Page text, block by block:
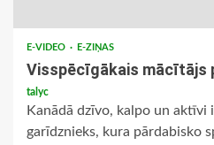
E-VIDEO E-ZIŅAS
Visspēcīgākais mācītājs
talyc
Kanādā dzīvo, kalpo un aktīvi
garīdznieks, kura pārdabisko